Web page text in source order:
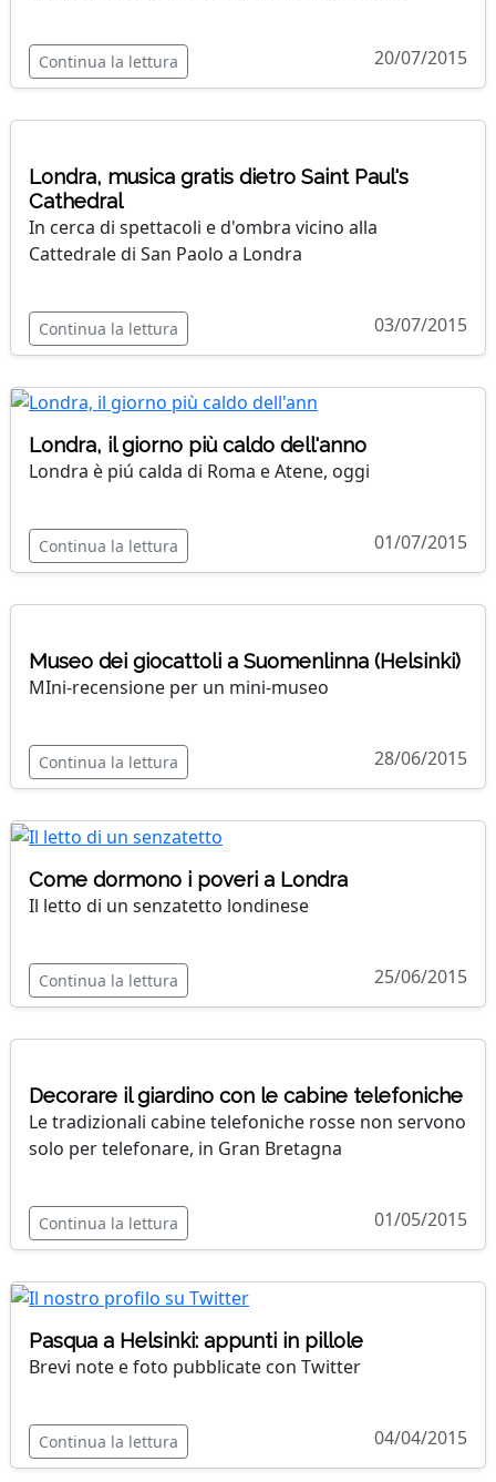
Continua la lettura 20/07/2015
Londra, musica gratis dietro Saint Paul's
Cathedral
In cerca di spettacoli e d'ombra vicino alla
Cattedrale di San Paolo a Londra
Continua la lettura 03/07/2015
Londra, il giorno più caldo dell'anno
Londra è piú calda di Roma e Atene, oggi
Continua la lettura 01/07/2015
Museo dei giocattoli a Suomenlinna (Helsinki)
MIni-recensione per un mini-museo
Continua la lettura 28/06/2015
Come dormono i poveri a Londra
Il letto di un senzatetto londinese
Continua la lettura 25/06/2015
Decorare il giardino con le cabine telefoniche
Le tradizionali cabine telefoniche rosse non servono
solo per telefonare, in Gran Bretagna
Continua la lettura 01/05/2015
Pasqua a Helsinki: appunti in pillole
Brevi note e foto pubblicate con Twitter
Continua la lettura 04/04/2015